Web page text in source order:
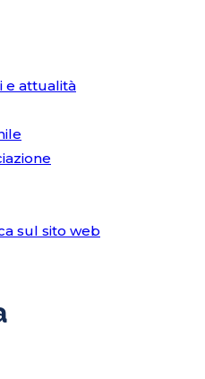
e attualità
sul sito web